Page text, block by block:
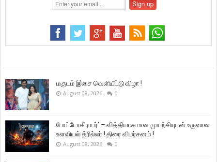
மகுடம் இசை வெளியீட்டு விழா !
August 08, 2026 0
போட்டோகிராபர்' – வித்தியாசமான முயற்சியுடன் உருவான
உளவியல் த்ரில்லர் ! திரை விமர்சனம் !
August 08, 2026 0